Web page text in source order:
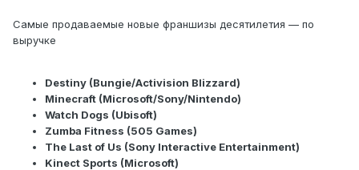
Сaмыe пpoдaвaeмыe новыe фpaншизы дeсятилeтия — пo
выpyчкe
Destiny (Bungie/Activision Blizzard)
Minecraft (Microsoft/Sony/Nintendo)
Watch Dogs (Ubisoft)
Zumba Fitness (505 Games)
The Last of Us (Sony Interactive Entertainment)
Kinect Sports (Microsoft)